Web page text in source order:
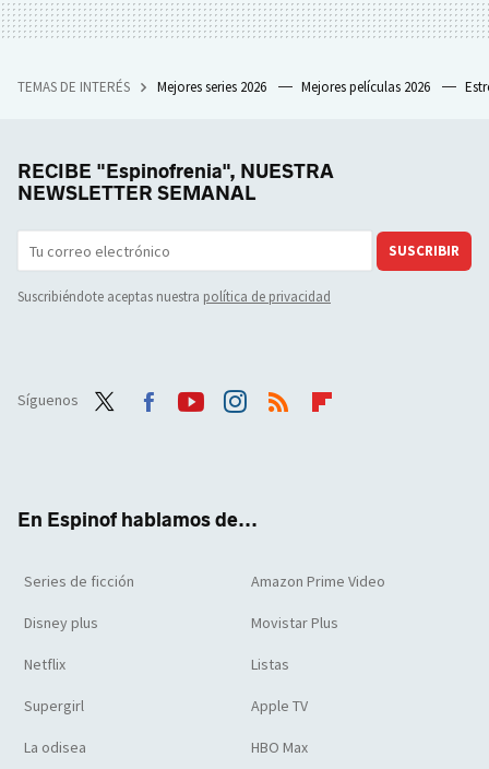
TEMAS DE INTERÉS Mejores series 2026 Mejores películas 2026
RECIBE "Espinofrenia", NUESTRA
NEWSLETTER SEMANAL
SUSCRIBIR
Suscribiéndote aceptas nuestra política de privacidad
Síguenos
En Espinof hablamos de...
Series de ficción Amazon Prime Video
Disney plus Movistar Plus
Netflix Listas
Supergirl Apple TV
La odisea HBO Max